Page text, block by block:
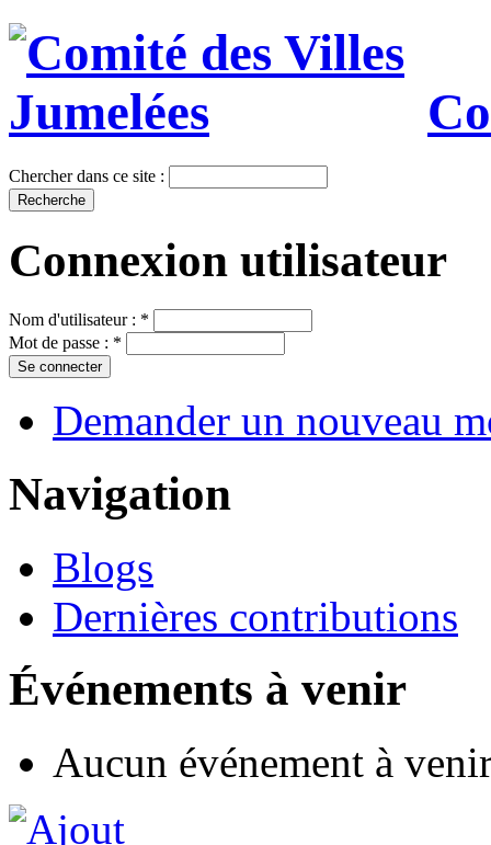
Chercher dans ce site :
Connexion utilisateur
Nom d'utilisateur : *
Mot de passe : *
Demander un nouveau
Navigation
Blogs
Dernières contributions
Événements à venir
Aucun événement à